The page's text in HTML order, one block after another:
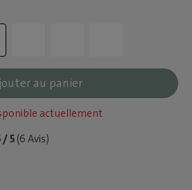
au panier
actuellement
/ 5 (6 Avis)